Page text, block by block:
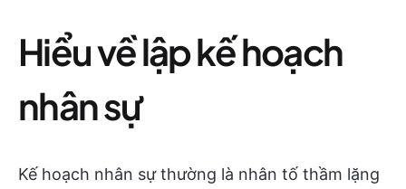
Hiểu về lập kế hoạch
nhân sự
Kế hoạch nhân sự thường là nhân tố thầm lặng